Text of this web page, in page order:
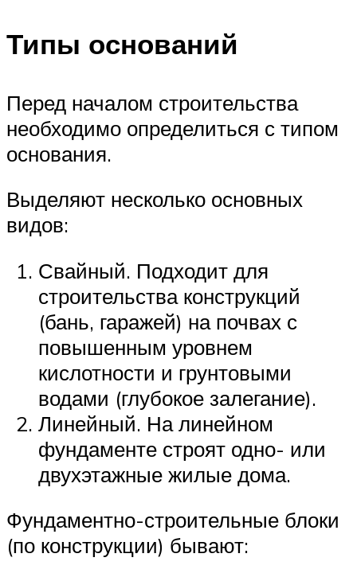
Типы оснований
Перед началом строительства
необходимо определиться с типом
основания.
Выделяют несколько основных
видов:
Свайный. Подходит для
строительства конструкций
(бань, гаражей) на почвах с
повышенным уровнем
кислотности и грунтовыми
водами (глубокое залегание).
Линейный. На линейном
фундаменте строят одно- или
двухэтажные жилые дома.
Фундаментно-строительные блоки
(по конструкции) бывают: